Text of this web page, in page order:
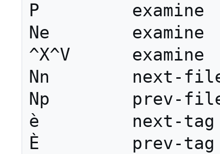
P         examine
Ne        examine
^X^V      examine
Nn        next-
Np        prev-
è         next-tag
È         prev-tag